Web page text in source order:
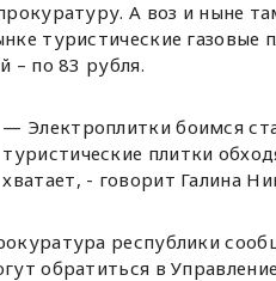
А воз и ныне
туристические газовые
– по 83 рубля.
— Электроплитки боимся
туристические плитки
хватает, - говорит Галина
республики
обратиться в